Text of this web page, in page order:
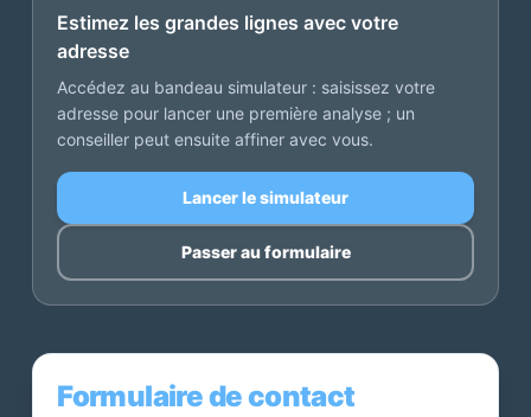
Estimez les grandes lignes avec votre
adresse
Accédez au bandeau simulateur : saisissez votre
adresse pour lancer une première analyse ; un
conseiller peut ensuite affiner avec vous.
Lancer le simulateur
Passer au formulaire
Formulaire de contact